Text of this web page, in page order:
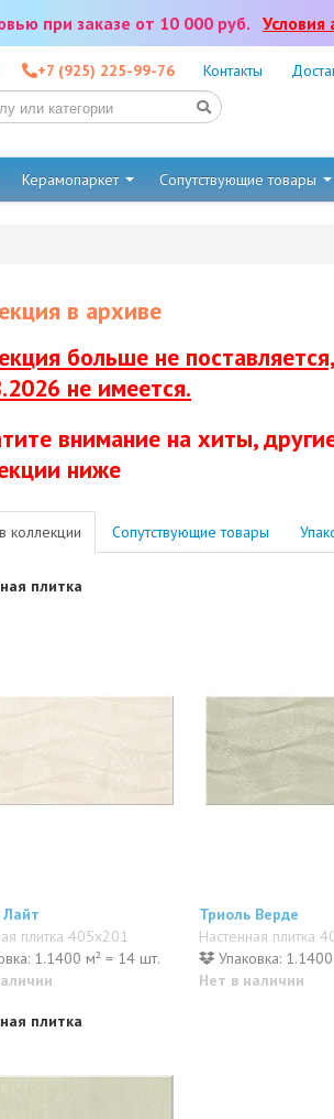
при заказе от 10 000 руб. Условия
+7 (925) 225-99-76 Контакты
Керамопаркет Сопутствующие товары
в архиве
больше не
не имеется.
внимание на хиты,
ниже
коллекции Сопутствующие товары
плитка
Лайт
плитка 405x201
1.1400 м² = 14 шт.
Триоль Верде
Настенная плитка
Упаковка:
Нет в наличии
плитка